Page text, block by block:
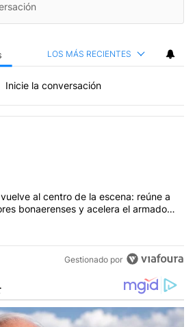
LOS MÁS RECIENTES
Inicie la conversación
artículos con más comentarios en los
con el título "Yo, Milei" con 3
con el título "Karina Milei vuelve al
al centro de la escena: reúne a
bonaerenses y acelera el armado
Gestionado por